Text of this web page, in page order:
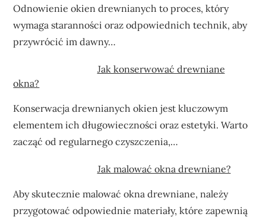
Odnowienie okien drewnianych to proces, który
wymaga staranności oraz odpowiednich technik, aby
przywrócić im dawny…
Jak konserwować drewniane
okna?
Konserwacja drewnianych okien jest kluczowym
elementem ich długowieczności oraz estetyki. Warto
zacząć od regularnego czyszczenia,…
Jak malować okna drewniane?
Aby skutecznie malować okna drewniane, należy
przygotować odpowiednie materiały, które zapewnią